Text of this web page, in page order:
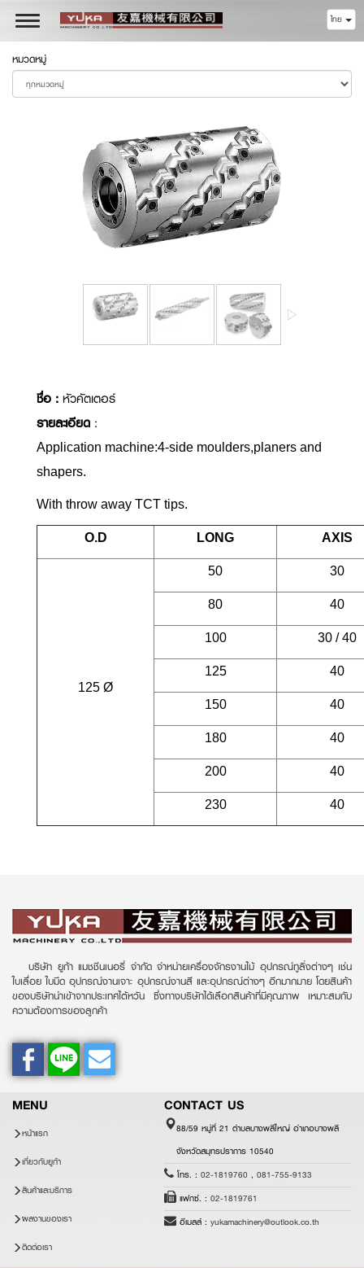
Toggle
navigation
ไทย
หมวดหมู่
ชื่อ : หัวคัตเตอร์
รายละเอียด :
Application machine:4-side moulders,planers and
shapers.
With throw away TCT tips.
O.D LONG AXIS
125 Ø
50 30
80 40
100 30 / 40
125 40
150 40
180 40
200 40
230 40
บริษัท ยูก้า แมชชีนเนอรี่ จำกัด จำหน่ายเครื่องจักรงานไม้ อุปกรณ์ทูลิ่งต่างๆ เช่น
ใบเลื่อย ใบมีด อุปกรณ์งานเจาะ อุปกรณ์งานสี และอุปกรณ์ต่างๆ อีกมากมาย โดยสินค้า
ของบริษัทนำเข้าจากประเทศไต้หวัน ซึ่งทางบริษัทได้เลือกสินค้าที่มีคุณภาพ เหมาะสมกับ
ความต้องการของลูกค้า
MENU
หน้าแรก
เกี่ยวกับยูก้า
สินค้าและบริการ
ผลงานของเรา
ติดต่อเรา
CONTACT US
88/59 หมู่ที่ 21 ตำบลบางพลีใหญ่ อำเภอบางพลี
จังหวัดสมุทรปราการ 10540
โทร. : 02-1819760 , 081-755-9133
แฟกซ์. : 02-1819761
อีเมลล์ : yukamachinery@outlook.co.th